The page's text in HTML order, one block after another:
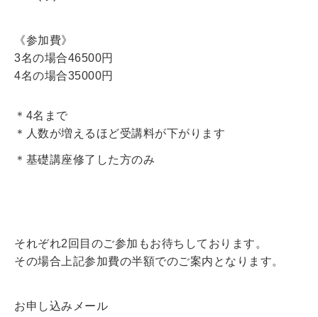
《参加費》
3名の場合46500円
4名の場合35000円
＊4名まで
＊人数が増えるほど受講料が下がります
＊基礎講座修了した方のみ
それぞれ2回目のご参加もお待ちしております。
その場合上記参加費の半額でのご案内となります。
お申し込みメール